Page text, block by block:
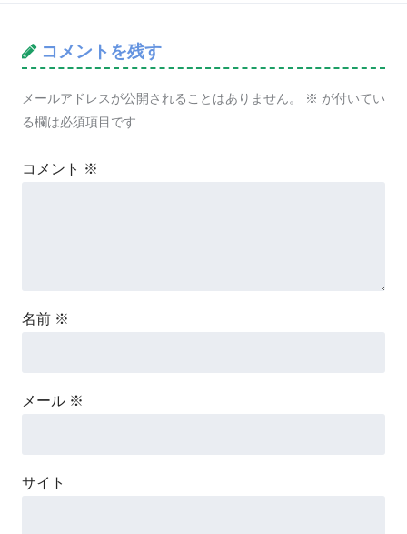
コメントを残す
メールアドレスが公開されることはありません。 ※ が付いてい
る欄は必須項目です
コメント ※
名前 ※
メール ※
サイト